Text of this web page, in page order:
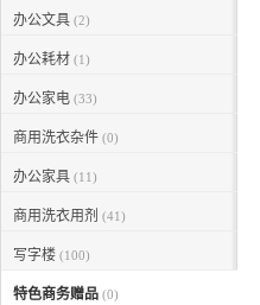
办公文具 (2)
办公耗材 (1)
办公家电 (33)
商用洗衣杂件 (0)
办公家具 (11)
商用洗衣用剂 (41)
写字楼 (100)
特色商务赠品 (0)